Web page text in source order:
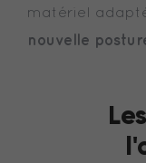
matériel
nouvelle